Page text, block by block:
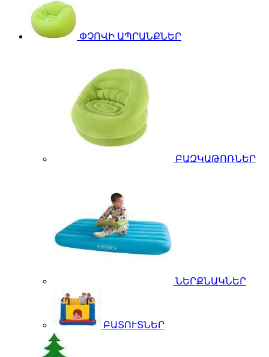
ՓՉՈՎԻ ԱՊՐԱՆՔՆԵՐ
ԲԱԶԿԱԹՈՌՆԵՐ
ՆԵՐՔՆԱԿՆԵՐ
ԲԱՏՈՒՏՆԵՐ